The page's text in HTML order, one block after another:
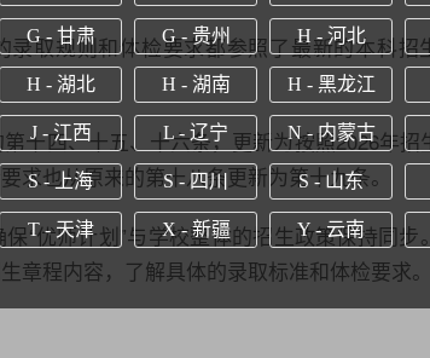
录取规则和体检要求都参照了最新的本科招
十四、十五、十六条，更新为按照2026年招
求也从原来的第十八条更新为第十九条。
“优师计划”与学校整体的招生政策保持同步
章程内容，了解具体的录取标准和体检要求。
G - 甘肃 G - 贵州 H - 河北
H - 湖北 H - 湖南 H - 黑龙江
J - 江西 L - 辽宁 N - 内蒙古
S - 上海 S - 四川 S - 山东
T - 天津 X - 新疆 Y - 云南